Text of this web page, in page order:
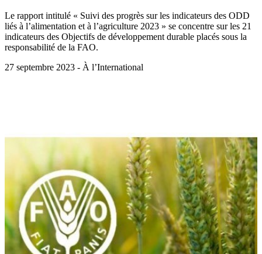
Le rapport intitulé « Suivi des progrès sur les indicateurs des ODD
liés à l’alimentation et à l’agriculture 2023 » se concentre sur les 21
indicateurs des Objectifs de développement durable placés sous la
responsabilité de la FAO.
27 septembre 2023 - À l’International